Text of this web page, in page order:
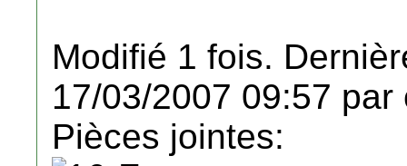
Modifié 1 fois.
17/03/2007 09:57 par
Pièces jointes: